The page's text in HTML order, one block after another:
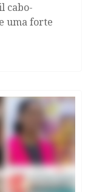
cabo-
uma forte